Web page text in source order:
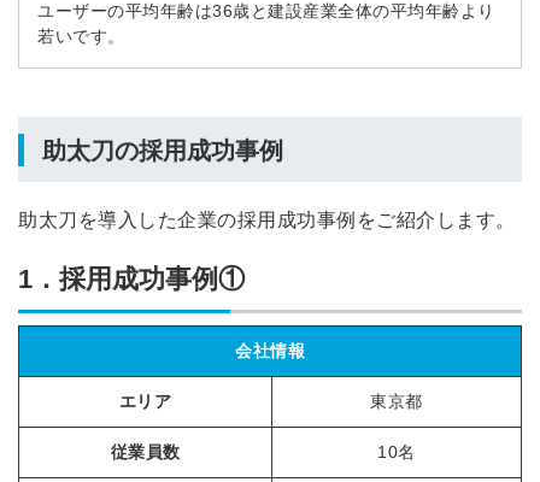
ユーザーの平均年齢は36歳と建設産業全体の平均年齢より
若いです。
助太刀の採用成功事例
助太刀を導入した企業の採用成功事例をご紹介します。
1．採用成功事例①
会社情報
エリア 東京都
従業員数 10名
許可なく投稿すること